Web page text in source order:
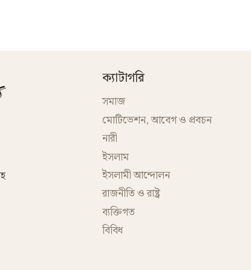
ক্যাটাগরি
সমাজ
মোটিভেশন, আবেগ ও প্রবচন
নারী
ইসলাম
ইসলামী আন্দোলন
রাজনীতি ও রাষ্ট্র
ব্যক্তিগত
বিবিধ